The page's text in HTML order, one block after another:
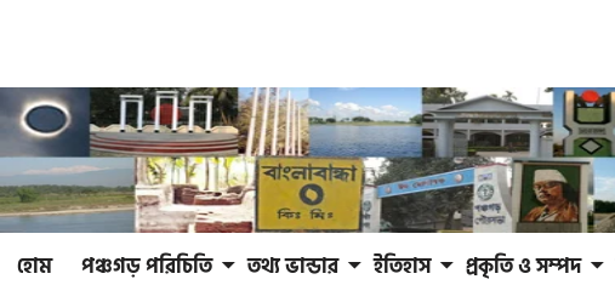
হোম পঞ্চগড় পরিচিতি তথ্য ভান্ডার ইতিহাস প্রকৃতি ও সম্পদ